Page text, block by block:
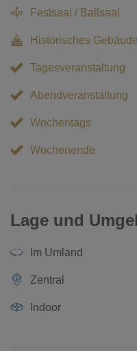
Festsaal / Ballsaal
Historisches Gebäude
Tagesveranstaltung
Abendveranstaltung
Wochentags
Wochenende
Lage und
Im Umland
Zentral
Indoor